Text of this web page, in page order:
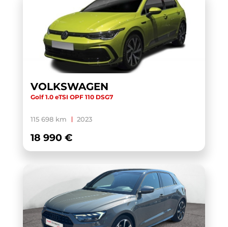
VOLKSWAGEN
Golf 1.0 eTSI OPF 110 DSG7
115 698 km 2023
18 990 €